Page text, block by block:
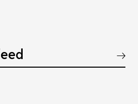
schliessen